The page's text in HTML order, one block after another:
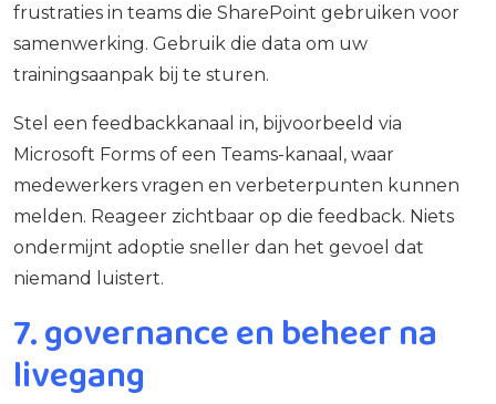
frustraties in teams die SharePoint gebruiken voor
samenwerking. Gebruik die data om uw
trainingsaanpak bij te sturen.
Stel een feedbackkanaal in, bijvoorbeeld via
Microsoft Forms of een Teams-kanaal, waar
medewerkers vragen en verbeterpunten kunnen
melden. Reageer zichtbaar op die feedback. Niets
ondermijnt adoptie sneller dan het gevoel dat
niemand luistert.
7. governance en beheer na
livegang